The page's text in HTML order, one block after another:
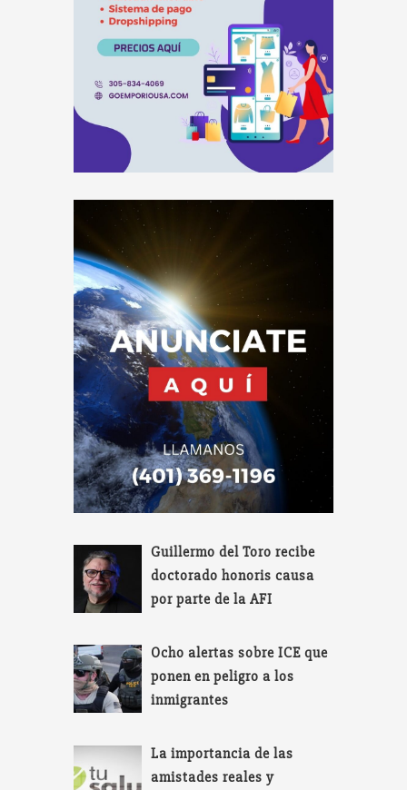
Guillermo del Toro recibe
doctorado honoris causa
por parte de la AFI
Ocho alertas sobre ICE que
ponen en peligro a los
inmigrantes
La importancia de las
amistades reales y